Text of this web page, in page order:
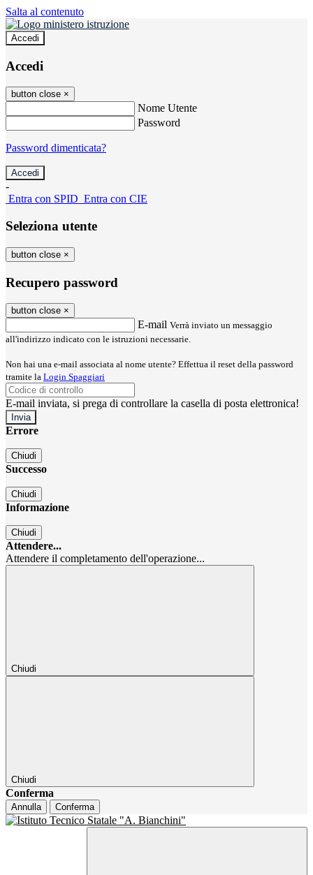
Salta al contenuto
Accedi
Accedi
button close ×
Nome Utente
Password
Password dimenticata?
-
Entra con SPID Entra con CIE
Seleziona utente
button close ×
Recupero password
button close ×
E-mail Verrà inviato un messaggio
all'indirizzo indicato con le istruzioni necessarie.
Non hai una e-mail associata al nome utente? Effettua il reset della password
tramite la Login Spaggiari
E-mail inviata, si prega di controllare la casella di posta elettronica!
Errore
Chiudi
Successo
Chiudi
Informazione
Chiudi
Attendere...
Attendere il completamento dell'operazione...
Chiudi
Chiudi
Conferma
Annulla Conferma